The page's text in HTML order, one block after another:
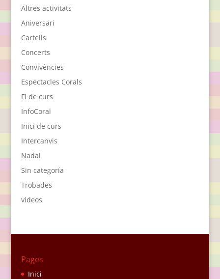
Altres activitats
Aniversari
Cartells
Concerts
Convivències
Espectacles Corals
Fi de curs
InfoCoral
Inici de curs
Intercanvis
Nadal
Sin categoría
Trobades
videos
Pages
Inici